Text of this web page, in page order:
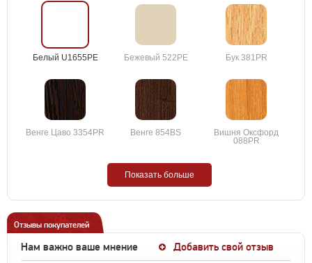
Белый U1655PE Бежевый 522PE Бук 381PR
Венге Цаво 3354PR Венге 854BS
Вишня Оксфорд
088PR
Показать больше
Отзывы покупателей
Нам важно ваше мнение Добавить свой отзыв